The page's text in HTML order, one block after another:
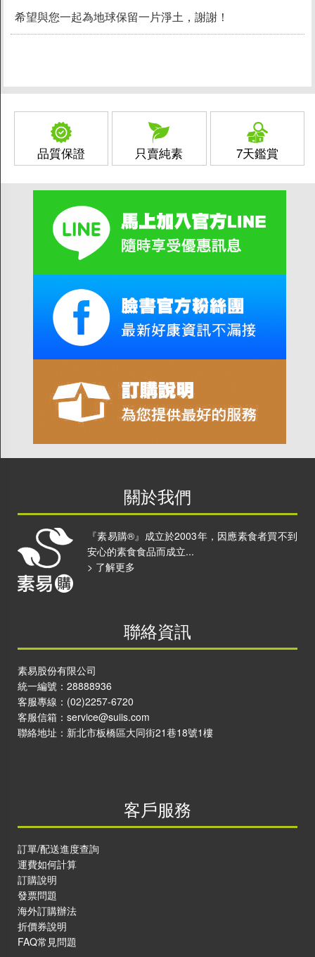
希望與您一起為地球保留一片淨土，謝謝！
品質保證 只賣純素 7天鑑賞
關於我們
『素易購®』成立於2003年，因應素食者買不到
安心的素食食品而成立...
> 了解更多
聯絡資訊
素易股份有限公司
統一編號：28888936
客服專線： (02)2257-6720
客服信箱： service@suiis.com
聯絡地址： 新北市板橋區大同街21巷18號1樓
客戶服務
訂單/配送進度查詢
運費如何計算
訂購說明
發票問題
海外訂購辦法
折價券說明
FAQ常見問題